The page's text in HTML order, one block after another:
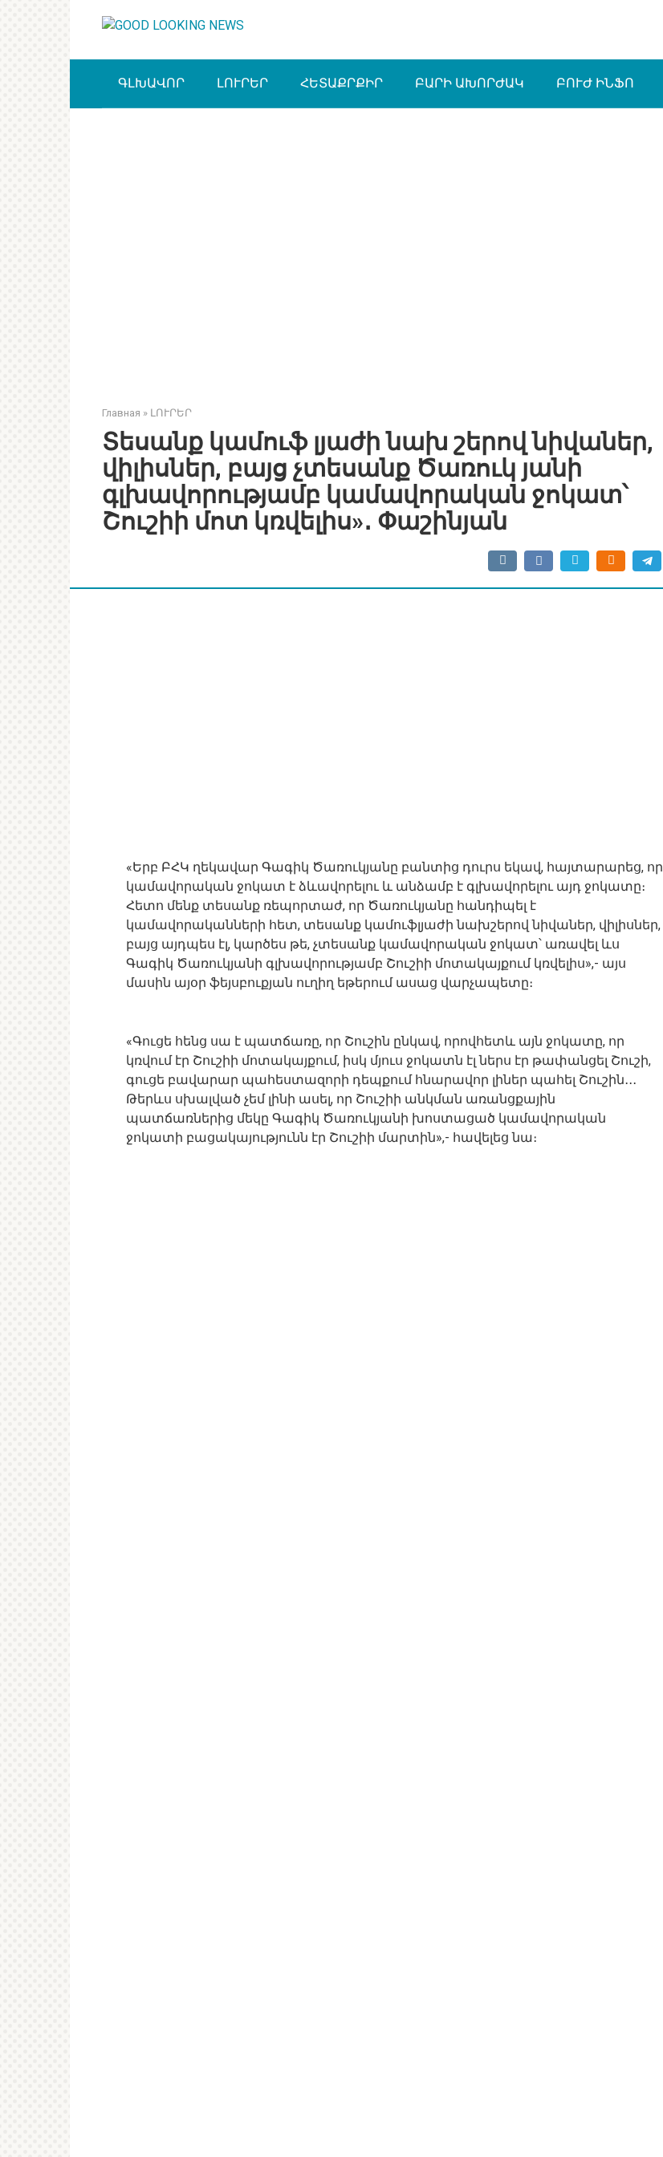
ԳԼԽԱՎՈՐ ԼՈՒՐԵՐ ՀԵՏԱՔՐՔԻՐ ԲԱՐԻ ԱԽՈՐԺԱԿ ԲՈՒԺ ԻՆՖՈ
Главная » ԼՈՒՐԵՐ
Տեսանք կամուֆ լյաժի նախ շերով նիվաներ,
վիլիսներ, բայց չտեսանք Ծառուկ յանի
գլխավորությամբ կամավորական ջոկատ՝
Շուշիի մոտ կռվելիս»․ Փաշինյան
«Երբ ԲՀԿ ղեկավար Գագիկ Ծառուկյանը բանտից դուրս եկավ, հայտարարեց, որ
կամավորական ջոկատ է ձևավորելու և անձամբ է գլխավորելու այդ ջոկատը։
Հետո մենք տեսանք ռեպորտաժ, որ Ծառուկյանը հանդիպել է
կամավորականների հետ, տեսանք կամուֆլյաժի նախշերով նիվաներ, վիլիսներ,
բայց այդպես էլ, կարծես թե, չտեսանք կամավորական ջոկատ՝ առավել ևս
Գագիկ Ծառուկյանի գլխավորությամբ Շուշիի մոտակայքում կռվելիս»,- այս
մասին այօր ֆեյսբուքյան ուղիղ եթերում ասաց վարչապետը։
«Գուցե հենց սա է պատճառը, որ Շուշին ընկավ, որովհետև այն ջոկատը, որ
կռվում էր Շուշիի մոտակայքում, իսկ մյուս ջոկատն էլ ներս էր թափանցել Շուշի,
գուցե բավարար պահեստազորի դեպքում հնարավոր լիներ պահել Շուշին․․․
Թերևս սխալված չեմ լինի ասել, որ Շուշիի անկման առանցքային
պատճառներից մեկը Գագիկ Ծառուկյանի խոստացած կամավորական
ջոկատի բացակայությունն էր Շուշիի մարտին»,- հավելեց նա։